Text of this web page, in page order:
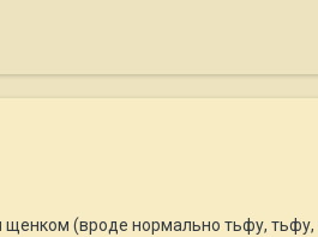
(вроде нормально тьфу, тьфу,